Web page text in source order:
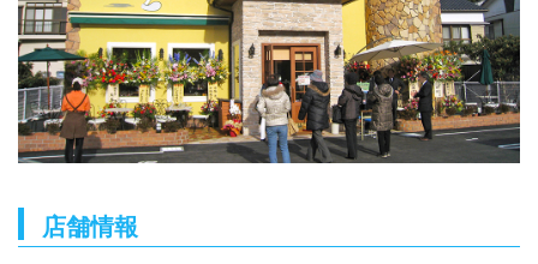
店舗情報